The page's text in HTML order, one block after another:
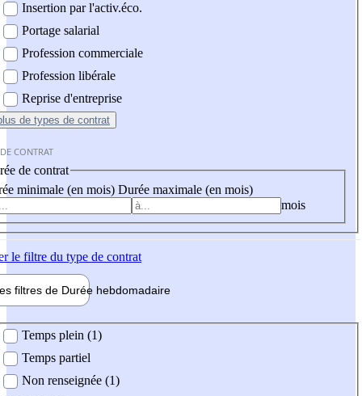
Insertion par l'activ.éco.
Portage salarial
Profession commerciale
Profession libérale
Reprise d'entreprise
de types de contrat
CONTRAT
de contrat
minimale (en mois) Durée maximale (en mois)
mois
le filtre du type de contrat
filtres de Durée hebdomadaire
Temps plein (1)
Temps partiel
Non renseignée (1)